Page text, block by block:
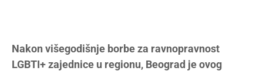
Nakon višegodišnje borbe za ravnopravnost
LGBTI+ zajednice u regionu, Beograd je ovog